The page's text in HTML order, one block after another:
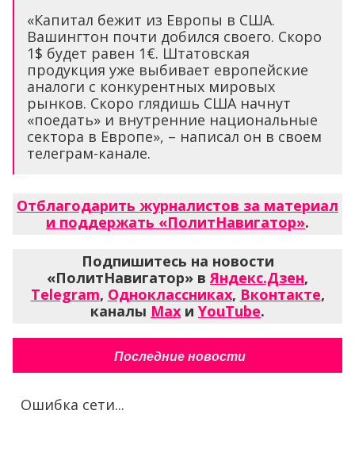
«Капитал бежит из Европы в США.
Вашингтон почти добился своего. Скоро
1$ будет равен 1€. Штатовская
продукция уже выбивает европейские
аналоги с конкурентных мировых
рынков. Скоро глядишь США начнут
«поедать» и внутренние национальные
сектора в Европе», – написал он в своем
телеграм-канале.
Отблагодарить журналистов за материал
и поддержать «ПолитНавигатор».
Подпишитесь на новости
«ПолитНавигатор» вЯндекс.Дзен,
Telegram, Одноклассниках, Вконтакте,
каналы Max и YouTube.
Последние новости
Ошибка сети...